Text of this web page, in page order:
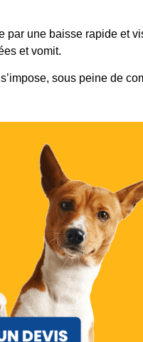
par une baisse rapide et
et vomit.
sous peine de